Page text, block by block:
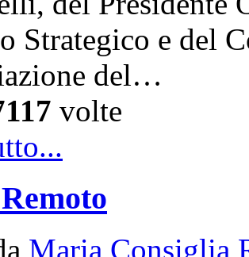
Strategico e del
del…
volte
Maria Consiglia